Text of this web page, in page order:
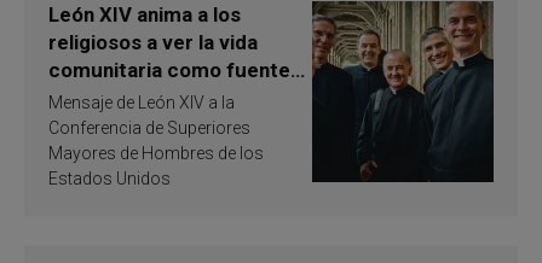
León XIV anima a los
religiosos a ver la vida
comunitaria como fuente
de inspiración y
santificación
Mensaje de León XIV a la
Conferencia de Superiores
Mayores de Hombres de los
Estados Unidos